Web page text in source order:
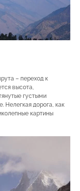
– переход к
высота,
густыми
Нелегкая дорога, как
картины